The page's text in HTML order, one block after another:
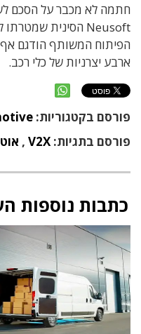
חתמה לא מכבר על הסכם
הפיתוח המשותף הודגם
ארבע יצרניות של כלי רכב.
פורסם בקטגוריות:
פורסם בתגיות: V2X
,
כתבות נוספות